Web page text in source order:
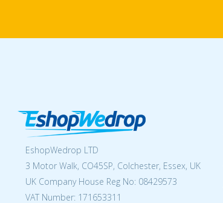
EshopWedrop LTD
3 Motor Walk, CO45SP, Colchester, Essex, UK
UK Company House Reg No: 08429573
VAT Number: 171653311